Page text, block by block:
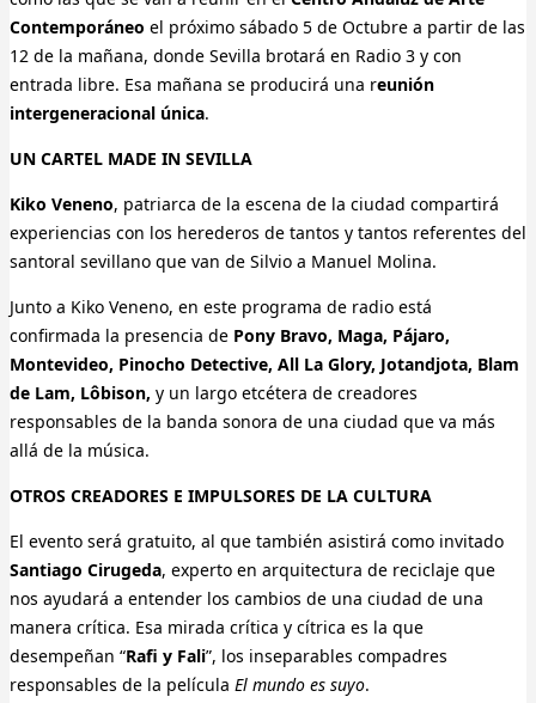
Contemporáneo el próximo sábado 5 de Octubre a partir de las
12 de la mañana, donde Sevilla brotará en Radio 3 y con
entrada libre. Esa mañana se producirá una reunión
intergeneracional única.
UN CARTEL MADE IN SEVILLA
Kiko Veneno, patriarca de la escena de la ciudad compartirá
experiencias con los herederos de tantos y tantos referentes del
santoral sevillano que van de Silvio a Manuel Molina.
Junto a Kiko Veneno, en este programa de radio está
confirmada la presencia de Pony Bravo, Maga, Pájaro,
Montevideo, Pinocho Detective, All La Glory, Jotandjota, Blam
de Lam, Lôbison, y un largo etcétera de creadores
responsables de la banda sonora de una ciudad que va más
allá de la música.
OTROS CREADORES E IMPULSORES DE LA CULTURA
El evento será gratuito, al que también asistirá como invitado
Santiago Cirugeda, experto en arquitectura de reciclaje que
nos ayudará a entender los cambios de una ciudad de una
manera crítica. Esa mirada crítica y cítrica es la que
desempeñan “Rafi y Fali”, los inseparables compadres
responsables de la película El mundo es suyo.